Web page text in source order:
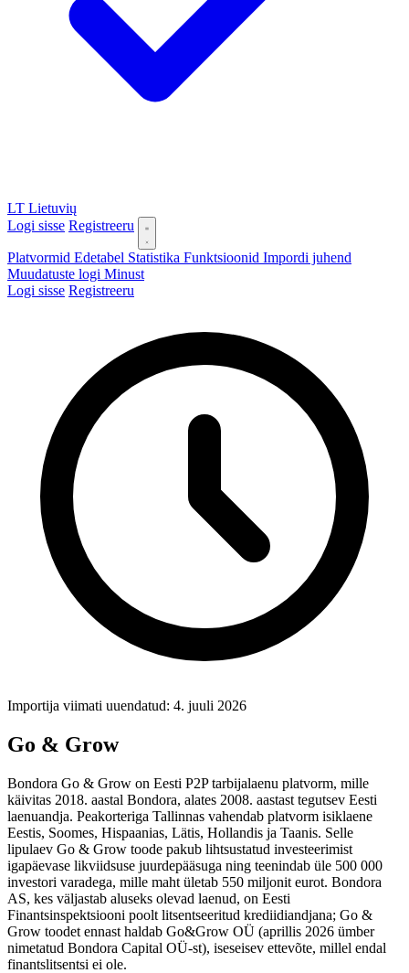
LT Lietuvių
Logi sisse Registreeru
Platvormid Edetabel Statistika Funktsioonid Impordi juhend
Muudatuste logi Minust
Logi sisse Registreeru
Importija viimati uuendatud: 4. juuli 2026
Go & Grow
Bondora Go & Grow on Eesti P2P tarbijalaenu platvorm, mille
käivitas 2018. aastal Bondora, alates 2008. aastast tegutsev Eesti
laenuandja. Peakorteriga Tallinnas vahendab platvorm isiklaene
Eestis, Soomes, Hispaanias, Lätis, Hollandis ja Taanis. Selle
lipulaev Go & Grow toode pakub lihtsustatud investeerimist
igapäevase likviidsuse juurdepääsuga ning teenindab üle 500 000
investori varadega, mille maht ületab 550 miljonit eurot. Bondora
AS, kes väljastab aluseks olevad laenud, on Eesti
Finantsinspektsiooni poolt litsentseeritud krediidiandjana; Go &
Grow toodet ennast haldab Go&Grow OÜ (aprillis 2026 ümber
nimetatud Bondora Capital OÜ-st), iseseisev ettevõte, millel endal
finantslitsentsi ei ole.